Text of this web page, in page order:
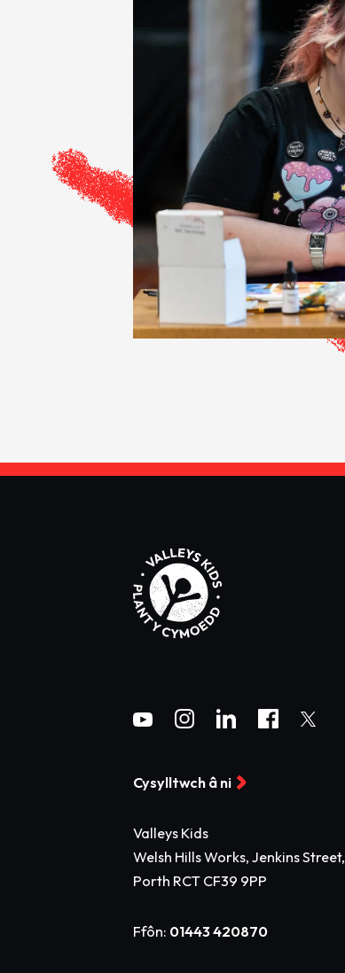
Cysylltwch â ni
Valleys Kids
Welsh Hills Works, Jenkins Street,
Porth RCT CF39 9PP
Ffôn: 01443 420870